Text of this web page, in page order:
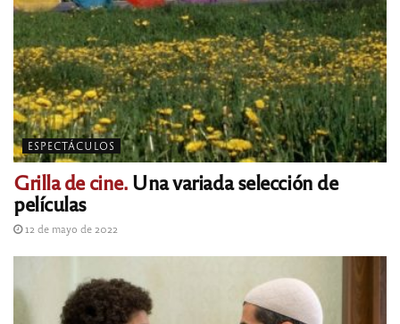
ESPECTÁCULOS
Grilla de cine.Una variada selección de
películas
12 de mayo de 2022